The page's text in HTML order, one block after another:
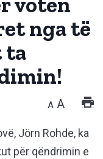
nga të
ta
A A
Jörn Rohde, ka
për qëndrimin e